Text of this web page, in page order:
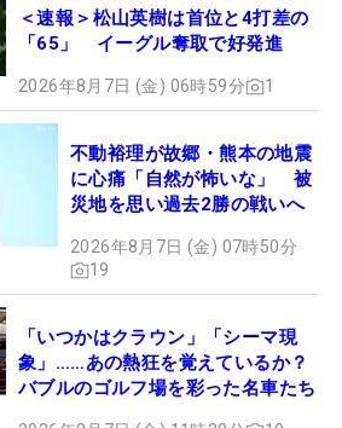
＜速報＞松山英樹は首位と4打差の
「65」 イーグル奪取で好発進
2026年8月7日 (金) 06時59分 1
不動裕理が故郷・熊本の地震
に心痛「自然が怖いな」 被
災地を思い過去2勝の戦いへ
2026年8月7日 (金) 07時50分
19
「いつかはクラウン」「シーマ現
象」……あの熱狂を覚えているか？
バブルのゴルフ場を彩った名車たち